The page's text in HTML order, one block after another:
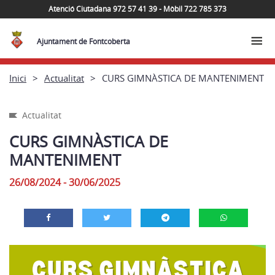
Atenció Ciutadana 972 57 41 39 - Mòbil 722 785 373
Ajuntament de Fontcoberta
Inici Actualitat CURS GIMNÀSTICA DE MANTENIMENT
Actualitat
CURS GIMNÀSTICA DE
MANTENIMENT
26/08/2024 - 30/06/2025